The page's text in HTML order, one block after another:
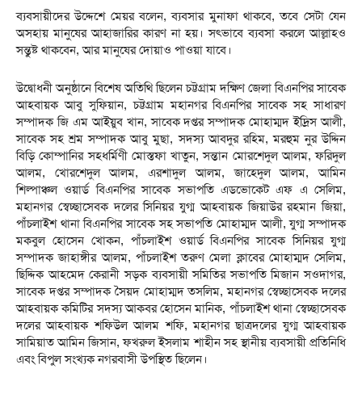
ব্যবসায়ীদের উদ্দেশে মেয়র বলেন, ব্যবসার মুনাফা থাকবে, তবে সেটা যেন
অসহায় মানুষের আহাজারির কারণ না হয়। সৎভাবে ব্যবসা করলে আল্লাহও
সন্তুষ্ট থাকবেন, আর মানুষের দোয়াও পাওয়া যাবে।
উদ্বোধনী অনুষ্ঠানে বিশেষ অতিথি ছিলেন চট্টগ্রাম দক্ষিণ জেলা বিএনপির সাবেক
আহবায়ক আবু সুফিয়ান, চট্টগ্রাম মহানগর বিএনপির সাবেক সহ সাধারণ
সম্পাদক জি এম আইয়ুব খান, সাবেক দপ্তর সম্পাদক মোহাম্মদ ইদ্রিস আলী,
সাবেক সহ শ্রম সম্পাদক আবু মুছা, সদস্য আবদুর রহিম, মরহুম নুর উদ্দিন
বিড়ি কোম্পানির সহধর্মিণী মোস্তফা খাতুন, সন্তান মোরশেদুল আলম, ফরিদুল
আলম, খোরশেদুল আলম, এরশাদুল আলম, জাহেদুল আলম, আমিন
শিল্পাঞ্চল ওয়ার্ড বিএনপির সাবেক সভাপতি এডভোকেট এফ এ সেলিম,
মহানগর স্বেচ্ছাসেবক দলের সিনিয়র যুগ্ম আহবায়ক জিয়াউর রহমান জিয়া,
পাঁচলাইশ থানা বিএনপির সাবেক সহ সভাপতি মোহাম্মদ আলী, যুগ্ম সম্পাদক
মকবুল হোসেন খোকন, পাঁচলাইশ ওয়ার্ড বিএনপির সাবেক সিনিয়র যুগ্ম
সম্পাদক জাহাঙ্গীর আলম, পাঁচলাইশ তরুণ মেলা ক্লাবের মোহাম্মদ সেলিম,
ছিদ্দিক আহমেদ কেরানী সড়ক ব্যবসায়ী সমিতির সভাপতি মিজান সওদাগর,
সাবেক দপ্তর সম্পাদক সৈয়দ মোহাম্মদ তসলিম, মহানগর স্বেচ্ছাসেবক দলের
আহবায়ক কমিটির সদস্য আকবর হোসেন মানিক, পাঁচলাইশ থানা স্বেচ্ছাসেবক
দলের আহবায়ক শফিউল আলম শফি, মহানগর ছাত্রদলের যুগ্ম আহবায়ক
সামিয়াত আমিন জিসান, ফখরুল ইসলাম শাহীন সহ স্থানীয় ব্যবসায়ী প্রতিনিধি
এবং বিপুল সংখ্যক নগরবাসী উপস্থিত ছিলেন।